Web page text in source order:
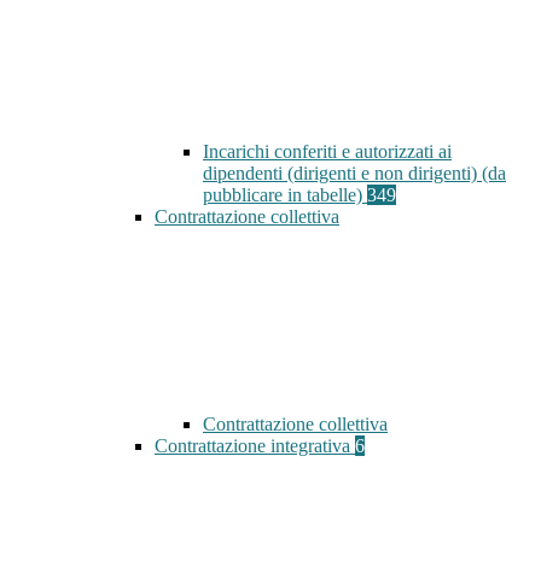
Incarichi conferiti e autorizzati ai
dipendenti (dirigenti e non dirigenti) (da
pubblicare in tabelle) 349
Contrattazione collettiva
Contrattazione collettiva
Contrattazione integrativa 6